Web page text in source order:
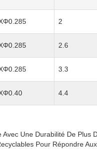
2
2.6
3.3
4.4
Une Durabilité De
Pour Répondre